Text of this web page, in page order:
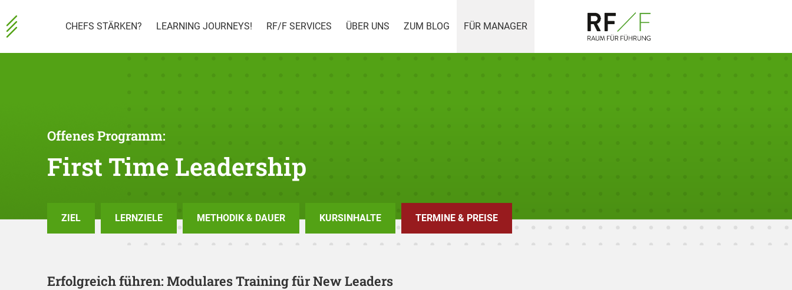
CHEFS STÄRKEN? LEARNING JOURNEYS! RF/F SERVICES ÜBER UNS ZUM BLOG FÜR MANAGER
Offenes Programm:
First Time Leadership
ZIEL LERNZIELE METHODIK & DAUER KURSINHALTE TERMINE & PREISE
Erfolgreich führen: Modulares Training für New Leaders